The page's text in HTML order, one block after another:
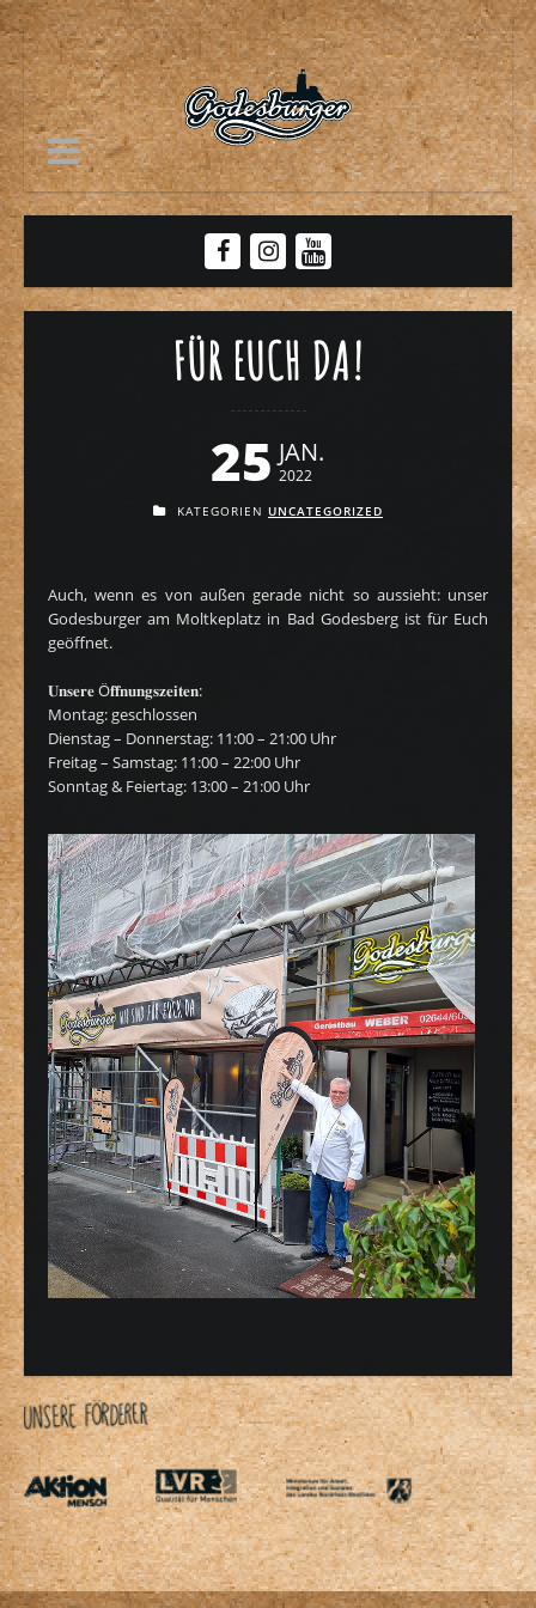
FÜR EUCH DA!
25 JAN.
2022
KATEGORIEN UNCATEGORIZED
Auch, wenn es von außen gerade nicht so aussieht: unser
Godesburger am Moltkeplatz in Bad Godesberg ist für Euch
geöffnet.
𝐔𝐧𝐬𝐞𝐫𝐞 Ö𝐟𝐟𝐧𝐮𝐧𝐠𝐬𝐳𝐞𝐢𝐭𝐞𝐧:
Montag: geschlossen
Dienstag – Donnerstag: 11:00 – 21:00 Uhr
Freitag – Samstag: 11:00 – 22:00 Uhr
Sonntag & Feiertag: 13:00 – 21:00 Uhr